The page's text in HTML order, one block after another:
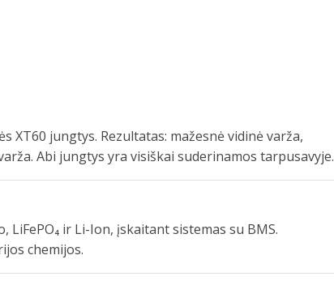
jungtys. Rezultatas: mažesnė vidinė varža,
Abi jungtys yra visiškai suderinamos tarpusavyje.
ir Li-Ion, įskaitant sistemas su BMS.
chemijos.